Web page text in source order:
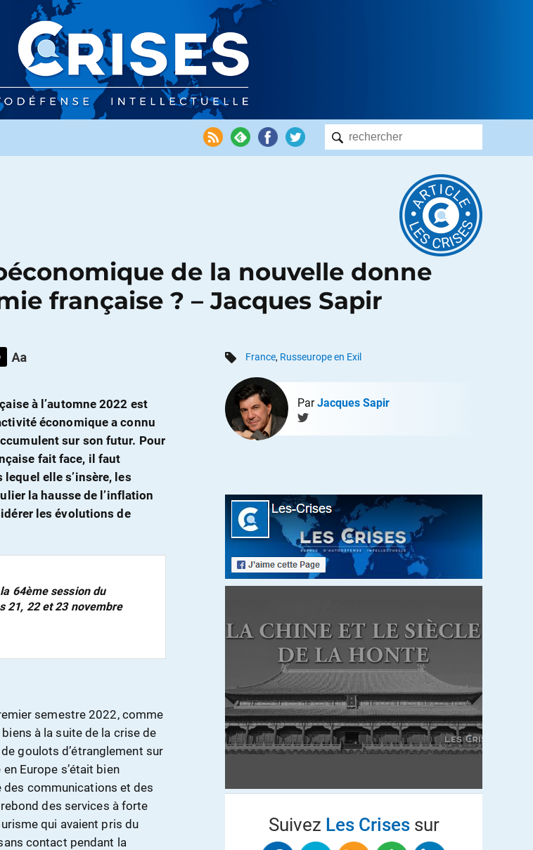
de la nouvelle donne
française ? – Jacques Sapir
France, Russeurope en Exil
à l’automne 2022 est
économique a connu
sur son futur. Pour
fait face, il faut
elle s’insère, les
la hausse de l’inflation
les évolutions de
64ème session du
21, 22 et 23 novembre
semestre 2022, comme
à la suite de la crise de
goulots d’étranglement sur
Europe s’était bien
des communications et des
des services à forte
qui avaient pris du
contact pendant la
ParJacques Sapir
Suivez Les Crisessur